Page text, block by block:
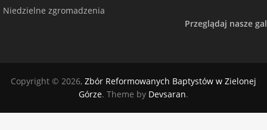
Niedzielne zgromadzenia
Przeglądaj nasze
Copyright © 2026, Zbór Reformowanych Baptystów w Zielonej
Górze. Theme by Devsaran.